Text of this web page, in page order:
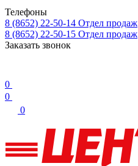
Телефоны
8 (8652) 22-50-14 Отдел продаж
8 (8652) 22-50-15 Отдел продаж
Заказать звонок
0
0
0